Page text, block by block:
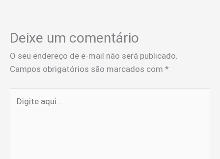
Deixe um comentário
O seu endereço de e-mail não será publicado.
Campos obrigatórios são marcados com *
aqui...